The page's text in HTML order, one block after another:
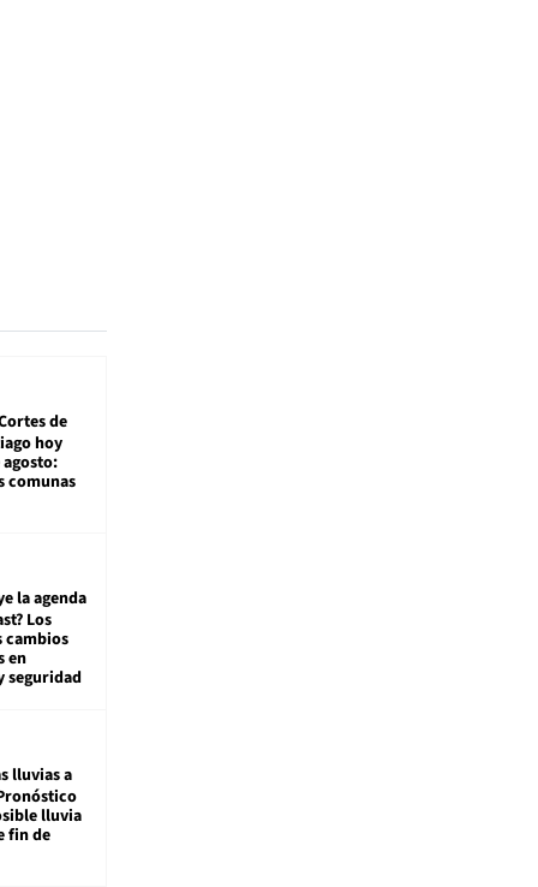
de
hoy
agosto:
comunas
la agenda
Los
cambios
en
seguridad
lluvias a
lluvia
fin de